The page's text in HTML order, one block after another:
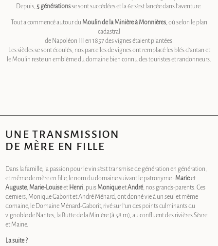
Depuis, 5 générationsse sont succédées et la 6e s’est lancée dans l’aventure.
Tout a commencé autour du Moulin de la Minière à Monnières, où selon le plan
cadastral
de Napoléon III en 1857 des vignes étaient plantées.
Les siècles se sont écoulés, nos parcelles de vignes ont remplacé les blés d’antan et
le Moulin reste un emblème du domaine bien connu des touristes et randonneurs.
UNE TRANSMISSION
DE MÈRE EN FILLE
Dans la famille, la passion pour le vin s’est transmise de génération en génération,
et même de mère en fille, le nom du domaine suivant le patronyme : Marieet
Auguste, Marie-Louiseet Henri, puis MoniqueetAndré, nos grands-parents. Ces
derniers, Monique Gaborit et André Ménard, ont donné vie à un seul et même
domaine, le Domaine Ménard-Gaborit, rivé sur l’un des points culminants du
vignoble de Nantes, la Butte de la Minière (à 58 m), au confluent des rivières Sèvre
et Maine.
La suite ?